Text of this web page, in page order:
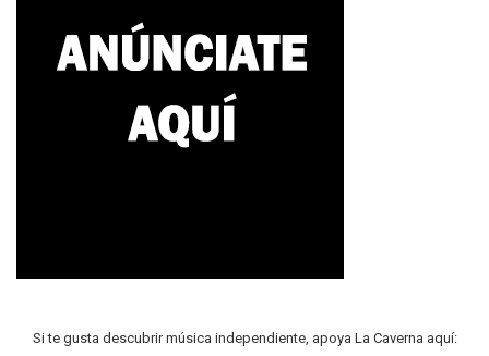
Si te gusta descubrir música independiente, apoya La Caverna aquí: